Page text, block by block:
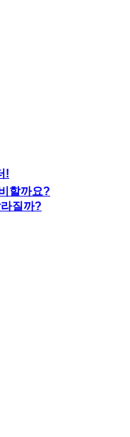
!
할까요?
질까?